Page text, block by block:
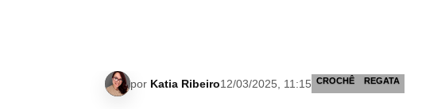
por Katia Ribeiro12/03/2025, 11:15 CROCHÊ REGATA